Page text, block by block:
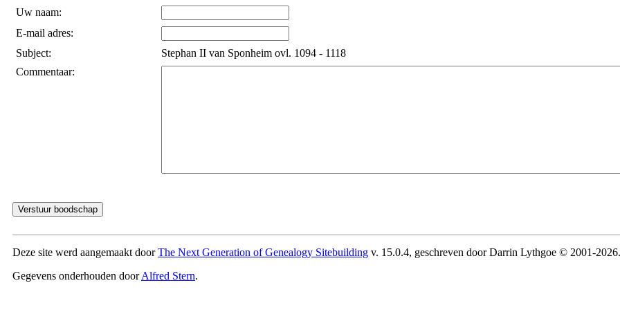
Uw naam:
E-mail adres:
Subject:
Stephan II van Sponheim ovl. 1094 - 1118
Commentaar:
Deze site werd aangemaakt doorThe Next Generation of Genealogy Sitebuilding v. 15.0.4, geschreven door Darrin Lythgoe © 2001-2026.
Gegevens onderhouden doorAlfred Stern.